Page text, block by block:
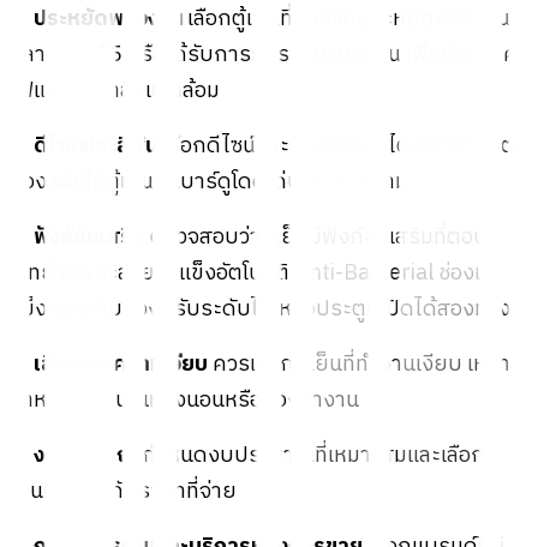
3. ประหยัดพลังงานเลือกตู้เย็นที่มีฉลากประหยัดพลังงาน
ฉลากเบอร์ 5 หรือได้รับการรับรองมาตรฐาน เพื่อช่วยลดค่า
ไฟและรักษาสิ่งแวดล้อม
4. ดีไซน์และสีสัน
เลือกดีไซน์และสีที่เข้ากับสไตล์การตกแต่ง
ห้อง เพื่อให้ตู้เย็นมินิบาร์ดูโดดเด่นและสวยงาม
5. ฟังก์ชันเสริม
ตรวจสอบว่าตู้เย็นมีฟังก์ชันเสริมที่ตอบ
โจทย์ เช่น ละลายน้ำแข็งอัตโนมัติ Anti-Bacterial ช่องแช่
แข็ง ช่องเก็บของปรับระดับได้ หรือประตูที่เปิดได้สองทาง
6. เสียงและความเงียบ ควรเลือกตู้เย็นที่ทำงานเงียบ เหมาะ
สำหรับใช้งานในห้องนอนหรือห้องทำงาน
7. งบประมาณ กำหนดงบประมาณที่เหมาะสมและเลือกตู้
เย็นที่คุ้มค่ากับราคาที่จ่าย